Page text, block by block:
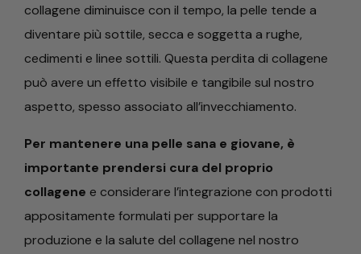
collagene diminuisce con il tempo, la pelle tende a
diventare più sottile, secca e soggetta a rughe,
cedimenti e linee sottili. Questa perdita di collagene
può avere un effetto visibile e tangibile sul nostro
aspetto, spesso associato all’invecchiamento.
Per mantenere una pelle sana e giovane, è
importante prendersi cura del proprio
collagene e considerare l’integrazione con prodotti
appositamente formulati per supportare la
produzione e la salute del collagene nel nostro